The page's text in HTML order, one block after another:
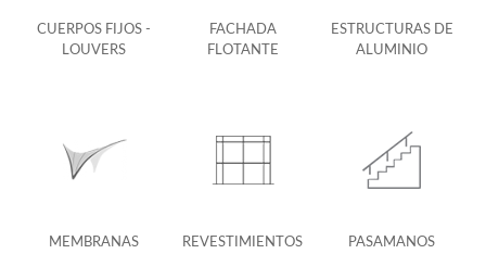
CUERPOS FIJOS -
LOUVERS
FACHADA
FLOTANTE
ESTRUCTURAS DE
ALUMINIO
MEMBRANAS REVESTIMIENTOS PASAMANOS